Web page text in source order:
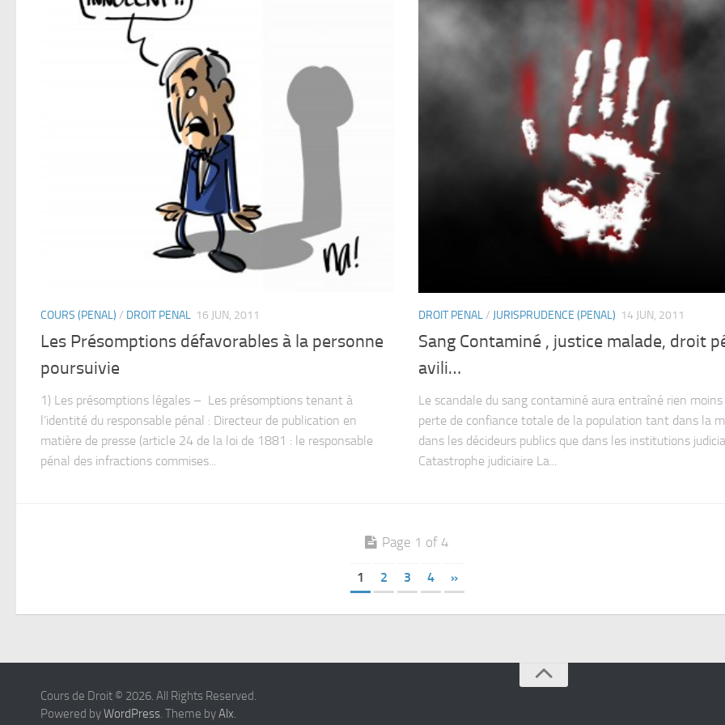
COURS (PENAL) / DROIT PENAL 16 JUN, 2011
Les Présomptions défavorables à la personne
poursuivie
1) Les présomptions légales – Les présomptions tenant à
l’identité du responsable pénal : Directeur de publication en
matière de presse (article 24 de la loi de 1881 : le responsable
pénal des infractions commises...
DROIT PENAL/ JURISPRUDENCE (PENAL) 14 JUN, 2011
Sang Contaminé , justice malade, droit
avili…
Le scandale du sang contaminé aura entraîné rien moins
perte de confiance totale de la population tant dans la
dans les décideurs publics que dans les institutions
Catastrophe judiciaire La...
Page 1 of 4
1 2 3 4 »
Cours de Droit © 2026. All Rights Reserved.
Powered byWordPress. Theme byAlx.